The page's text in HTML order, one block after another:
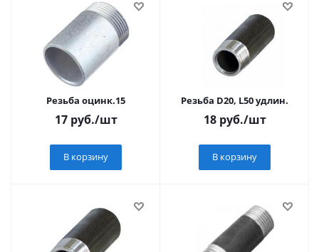
Резьба оцинк.15
17руб./шт
В корзину
Резьба D20, L50 удлин.
18руб./шт
В корзину